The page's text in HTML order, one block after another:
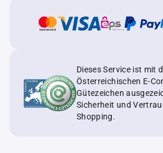
Dieses Service ist mit
Österreichischen E-
Gütezeichen
Sicherheit und
Shopping.